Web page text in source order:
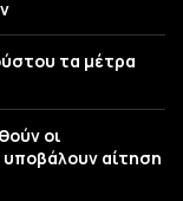
τα μέτρα
οι
αίτηση